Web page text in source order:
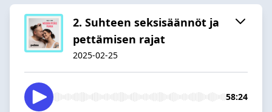
2. Suhteen seksisäännöt ja
pettämisen rajat
2025-02-25
58:24